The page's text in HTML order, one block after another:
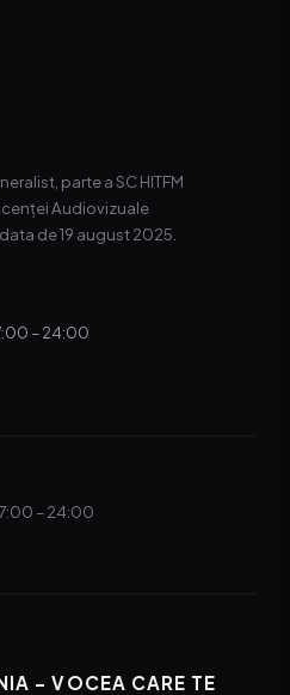
parte a SC HITFM
Audiovizuale
de 19 august 2025.
– 24:00
– 24:00
– VOCEA CARE TE